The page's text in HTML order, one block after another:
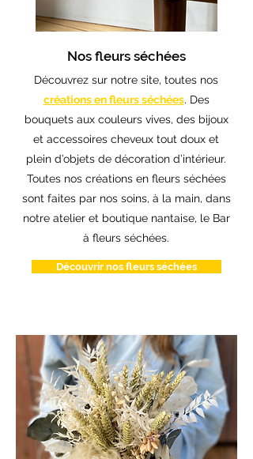
Nos fleurs séchées
Découvrez sur notre site, toutes nos
créations en fleurs séchées. Des
bouquets aux couleurs vives, des bijoux
et accessoires cheveux tout doux et
plein d’objets de décoration d’intérieur.
Toutes nos créations en fleurs séchées
sont faites par nos soins, à la main, dans
notre atelier et boutique nantaise, le Bar
à fleurs séchées.
Découvrir nos fleurs séchées